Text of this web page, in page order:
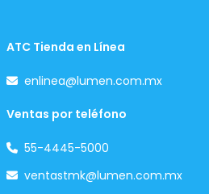
ATC Tienda en Línea
enlinea@lumen.com.mx
Ventas por teléfono
55-4445-5000
ventastmk@lumen.com.mx